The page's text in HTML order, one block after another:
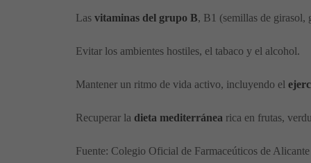
Las vitaminas del grupo B, B1 (semillas de girasol,
Evitar los ambientes hostiles, el tabaco y el alcohol.
Mantener un ritmo de vida activo, incluyendo el
Recuperar la dieta mediterránea rica en frutas,
Fuente: Colegio Oficial de Farmaceúticos de Alicante